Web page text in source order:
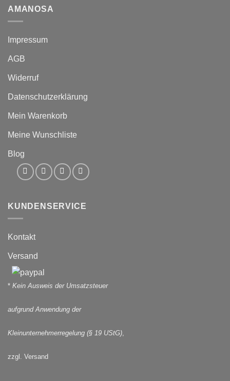
AMANOSA
Impressum
AGB
Widerruf
Datenschutzerklärung
Mein Warenkorb
Meine Wunschliste
Blog
KUNDENSERVICE
Kontakt
Versand
* Kein Ausweis der Umsatzsteuer
aufgrund Anwendung der
Kleinunternehmerregelung (§ 19 UStG),
zzgl. Versand